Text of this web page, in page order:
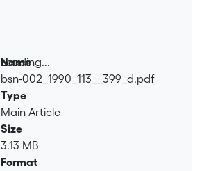
Loading...
Loading...
Name
bsn-002_1990_113__399_d.pdf
Type
Main Article
Size
3.13 MB
Format